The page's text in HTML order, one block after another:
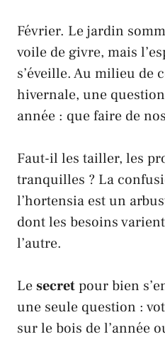
Février. Le jardin
voile de givre, mais
s’éveille. Au milieu de
hivernale, une
année : que faire de
Faut-il les tailler, les
tranquilles ? La
l’hortensia est un
dont les besoins
l’autre.
Lesecretpour bien
une seule question :
sur le bois de l’année